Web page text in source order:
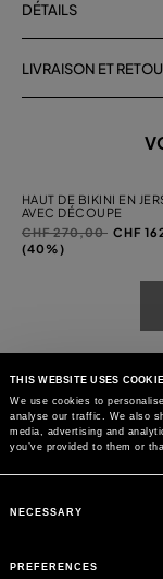
THIS WEBSITE USES
We use cookies to
analyse our traffic. We also
media, advertising and
you’ve provided to them or
Selection
NECESSARY
PREFERENCES
DÉTAILS
LIVRAISON ET
HAUT DE BIKINI EN
AVEC DÉCOUPE
Prix
réduit
CHF 270,00àCHF
(40%)